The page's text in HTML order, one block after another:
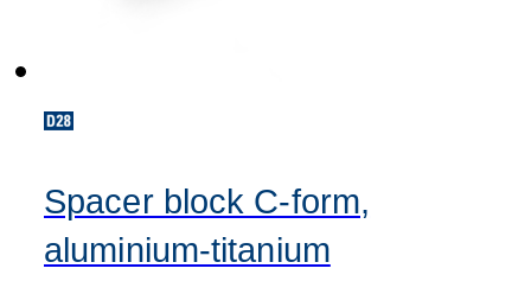
Spacer block C-form,
aluminium-titanium